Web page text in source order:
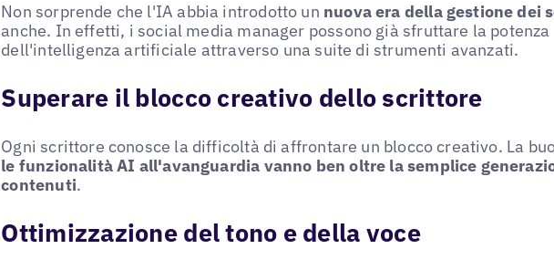
Non sorprende che l'IA abbia introdotto un nuova era della gestione dei
anche. In effetti, i social media manager possono già sfruttare la potenza
dell'intelligenza artificiale attraverso una suite di strumenti avanzati.
Superare il blocco creativo dello scrittore
Ogni scrittore conosce la difficoltà di affrontare un blocco creativo. La
le funzionalità AI all'avanguardia vanno ben oltre la semplice
contenuti.
Ottimizzazione del tono e della voce